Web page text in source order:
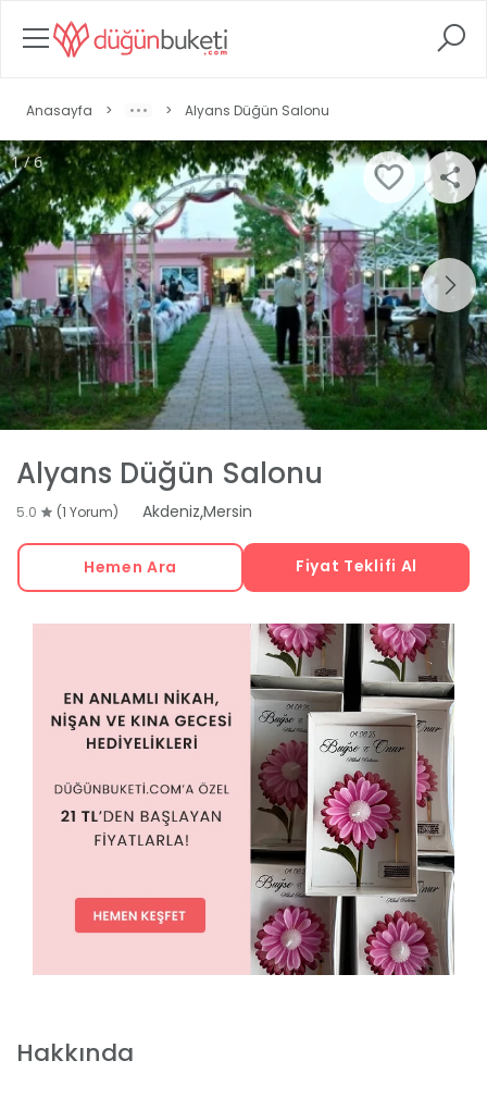
Anasayfa > > Alyans Düğün Salonu
1 / 6
Alyans Düğün Salonu
5.0 (1 Yorum) Akdeniz,Mersin
Hemen Ara Fiyat Teklifi Al
Hakkında